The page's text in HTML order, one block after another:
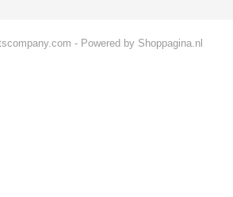
- Powered by Shoppagina.nl